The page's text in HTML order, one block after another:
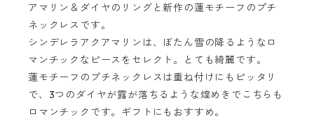
アマリン＆ダイヤのリングと新作の蓮モチーフのプチ
ネックレスです。
シンデレラアクアマリンは、ぼたん雪の降るようなロ
マンチックなピースをセレクト。とても綺麗です。
蓮モチーフのプチネックレスは重ね付けにもピッタリ
で、3つのダイヤが露が落ちるような煌めきでこちらも
ロマンチックです。ギフトにもおすすめ。